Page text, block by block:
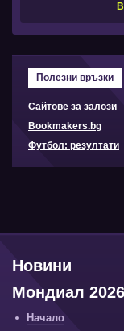
Полезни връзки
Сайтове за залози
Bookmakers.bg
Футбол: резултати
Новини
Мондиал 2026
Начало